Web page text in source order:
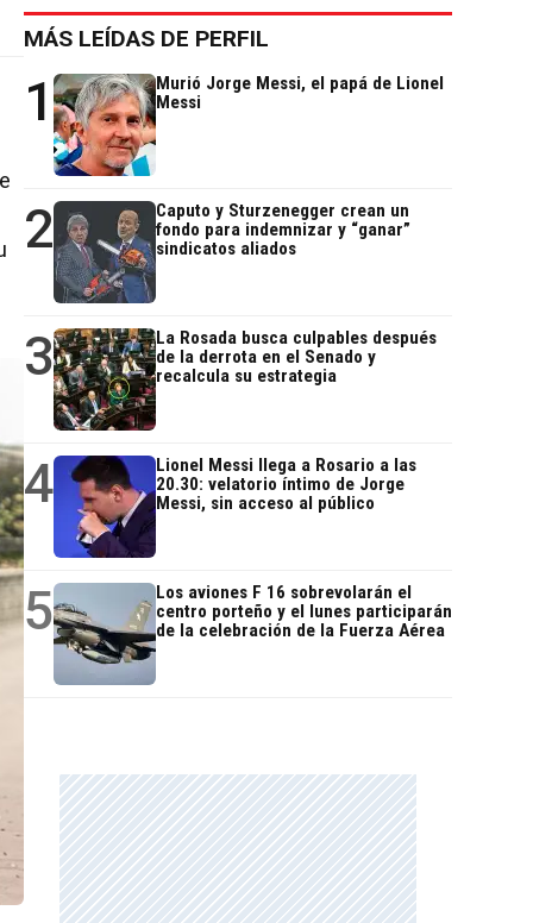
MÁS LEÍDAS DE PERFIL
1
Murió Jorge Messi, el papá de Lionel
Messi
2
Caputo y Sturzenegger crean un
fondo para indemnizar y “ganar”
sindicatos aliados
3
La Rosada busca culpables después
de la derrota en el Senado y
recalcula su estrategia
4
Lionel Messi llega a Rosario a las
20.30: velatorio íntimo de Jorge
Messi, sin acceso al público
5
Los aviones F 16 sobrevolarán el
centro porteño y el lunes participarán
de la celebración de la Fuerza Aérea